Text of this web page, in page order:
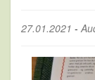
27.01.2021 -